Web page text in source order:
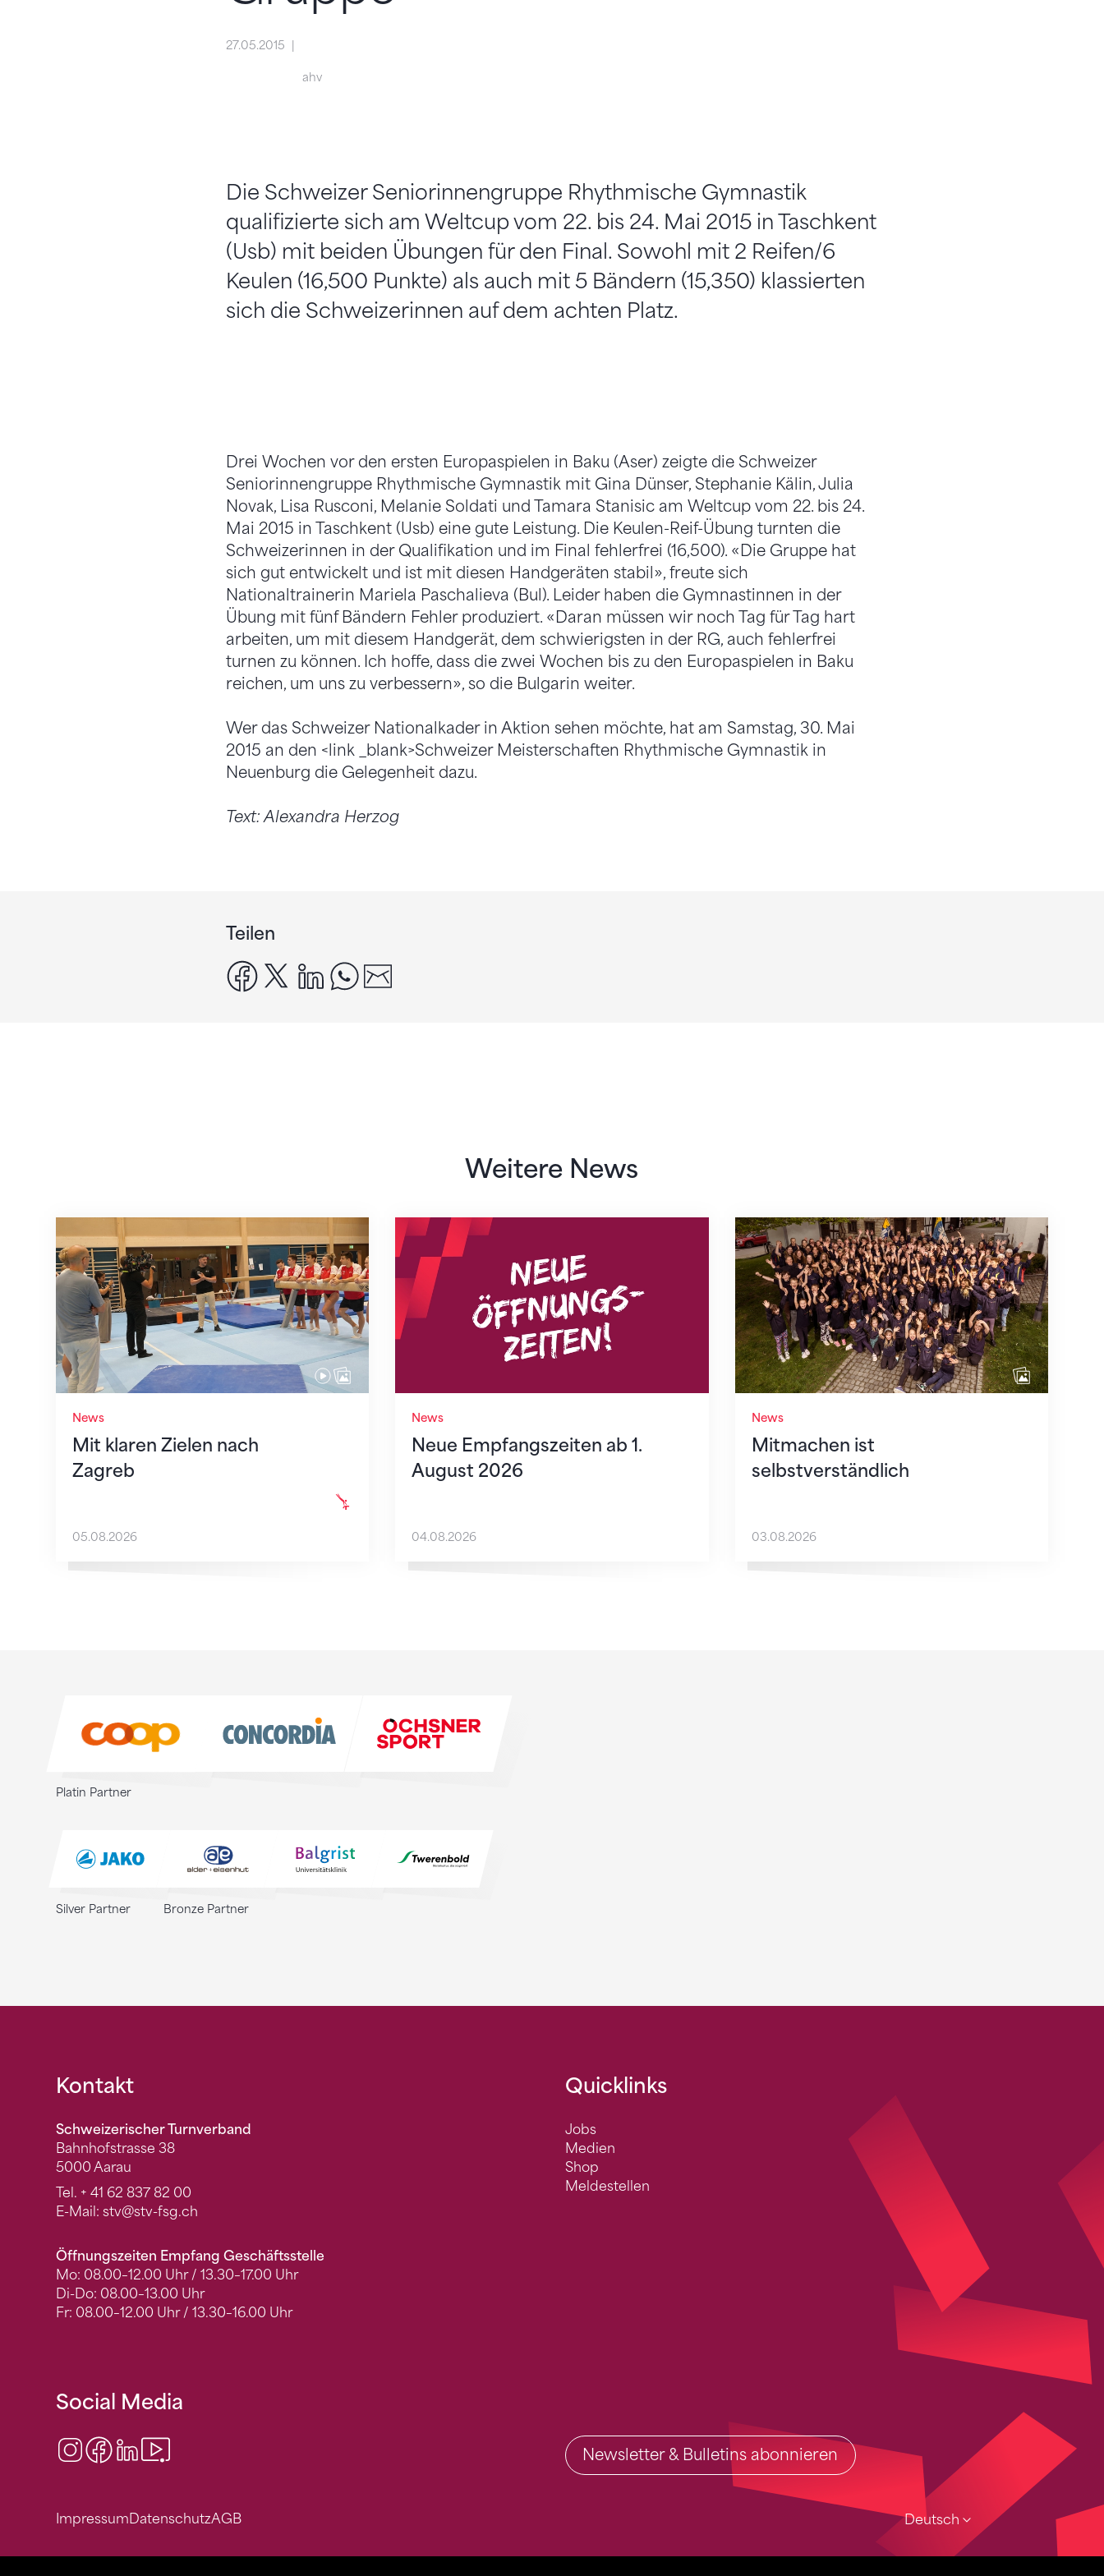
27.05.2015
ahv
Die Schweizer Seniorinnengruppe Rhythmische Gymnastik
qualifizierte sich am Weltcup vom 22. bis 24. Mai 2015 in Taschkent
(Usb) mit beiden Übungen für den Final. Sowohl mit 2 Reifen/6
Keulen (16,500 Punkte) als auch mit 5 Bändern (15,350) klassierten
sich die Schweizerinnen auf dem achten Platz.
Drei Wochen vor den ersten Europaspielen in Baku (Aser) zeigte die Schweizer
Seniorinnengruppe Rhythmische Gymnastik mit Gina Dünser, Stephanie Kälin, Julia
Novak, Lisa Rusconi, Melanie Soldati und Tamara Stanisic am Weltcup vom 22. bis 24.
Mai 2015 in Taschkent (Usb) eine gute Leistung. Die Keulen-Reif-Übung turnten die
Schweizerinnen in der Qualifikation und im Final fehlerfrei (16,500). «Die Gruppe hat
sich gut entwickelt und ist mit diesen Handgeräten stabil», freute sich
Nationaltrainerin Mariela Paschalieva (Bul). Leider haben die Gymnastinnen in der
Übung mit fünf Bändern Fehler produziert. «Daran müssen wir noch Tag für Tag hart
arbeiten, um mit diesem Handgerät, dem schwierigsten in der RG, auch fehlerfrei
turnen zu können. Ich hoffe, dass die zwei Wochen bis zu den Europaspielen in Baku
reichen, um uns zu verbessern», so die Bulgarin weiter.
Wer das Schweizer Nationalkader in Aktion sehen möchte, hat am Samstag, 30. Mai
2015 an den <link _blank>Schweizer Meisterschaften Rhythmische Gymnastik in
Neuenburg die Gelegenheit dazu.
Text: Alexandra Herzog
Teilen
facebook
x linkedinwhatsapp
Weitere News
News
Mit klaren Zielen nach
Zagreb
Mit klaren Zielen nach Zagreb
05.08.2026
News
Neue Empfangszeiten ab 1.
August 2026
Neue Empfangszeiten ab 1. August 2026
04.08.2026
News
Mitmachen ist
selbstverständlich
Mitmachen ist selbstverständlich
03.08.2026
Platin Partner
Silver Partner Bronze Partner
Fusszeile
Kontakt
Schweizerischer Turnverband
Bahnhofstrasse 38
5000 Aarau
Tel. + 41 62 837 82 00
E-Mail: stv@stv-fsg.ch
Öffnungszeiten Empfang Geschäftsstelle
Mo: 08.00–12.00 Uhr / 13.30–17.00 Uhr
Di-Do: 08.00–13.00 Uhr
Fr: 08.00–12.00 Uhr / 13.30–16.00 Uhr
Quicklinks
Jobs
Medien
Shop
Meldestellen
Deutsch
Social Media
Instagram
Facebook
LinkedIn Newsletter & Bulletins abonnieren
ImpressumDatenschutzAGB